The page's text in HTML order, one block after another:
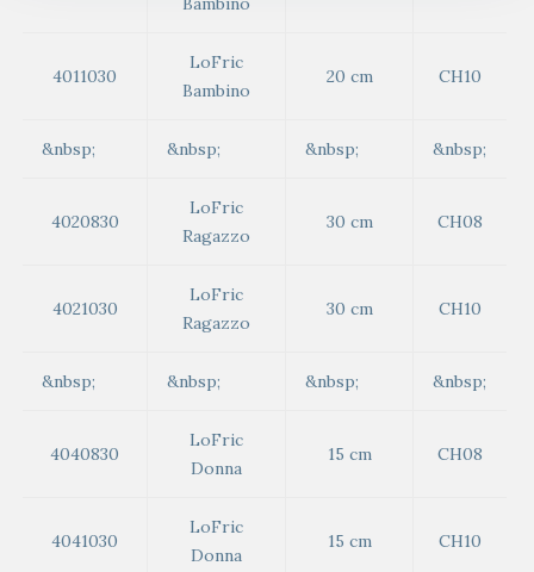
4011030
LoFric
Bambino
20 cm CH10
&nbsp; &nbsp; &nbsp; &nbsp;
4020830
LoFric
Ragazzo
30 cm CH08
4021030
LoFric
Ragazzo
30 cm CH10
&nbsp; &nbsp; &nbsp; &nbsp;
4040830
LoFric
Donna
15 cm CH08
4041030
LoFric
Donna
15 cm CH10